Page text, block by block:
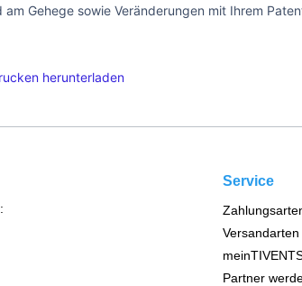
am Gehege sowie Veränderungen mit Ihrem
herunterladen
Service
Versandarten
Partner